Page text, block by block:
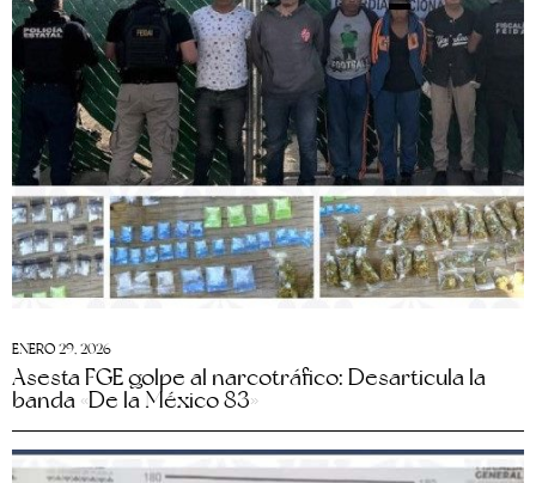
ENERO 29, 2026
Asesta FGE golpe al narcotráfico: Desarticula la
banda «De la México 83»